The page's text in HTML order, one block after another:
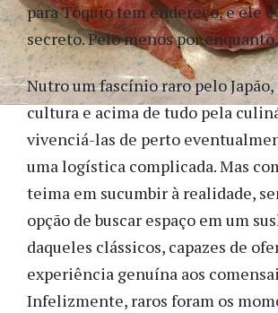
para Tóquio tem endereço, e ele é
secreto. Pelo menos por enquanto.
Nutro um fascínio raro pelo Japão,
cultura e acima de tudo pela
vivenciá-las de perto
uma logística complicada. Mas
teima em sucumbir à realidade,
opção de buscar espaço em um
daqueles clássicos, capazes de
experiência genuína aos
Infelizmente, raros foram os